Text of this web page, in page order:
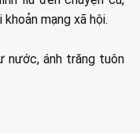
mạng xã hội.
nước, ánh trăng tuôn